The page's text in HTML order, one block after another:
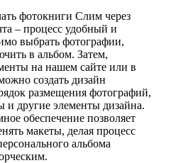
фотокниги Слим через
– процесс удобный и
выбрать фотографии,
в альбом. Затем,
на нашем сайте или в
создать дизайн
размещения фотографий,
и другие элементы дизайна.
обеспечение позволяет
макеты, делая процесс
альбома